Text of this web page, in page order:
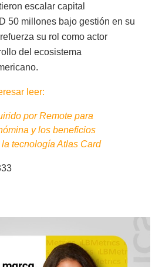
escalar capital
50 millones bajo gestión en su
su rol como actor
del ecosistema
leer:
por Remote para
y los beneficios
tecnología Atlas Card